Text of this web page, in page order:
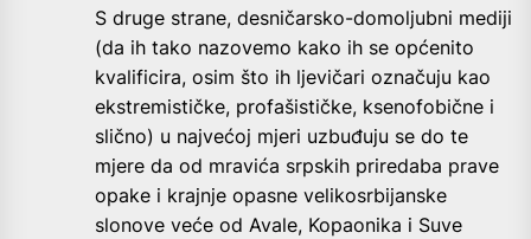
S druge strane, desničarsko-domoljubni mediji
(da ih tako nazovemo kako ih se općenito
kvalificira, osim što ih ljevičari označuju kao
ekstremističke, profašističke, ksenofobične i
slično) u najvećoj mjeri uzbuđuju se do te
mjere da od mravića srpskih priredaba prave
opake i krajnje opasne velikosrbijanske
slonove veće od Avale, Kopaonika i Suve